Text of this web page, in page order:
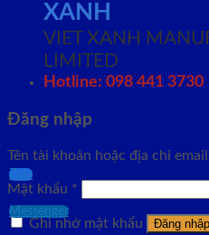
XANH
VIET XANH
LIMITED
Hotline: 098 441 3730
Messenger
Zalo
Đăng nhập
Tên tài khoản hoặc địa chỉ email
Mật khẩu *
Ghi nhớ mật khẩu Đăng nhập